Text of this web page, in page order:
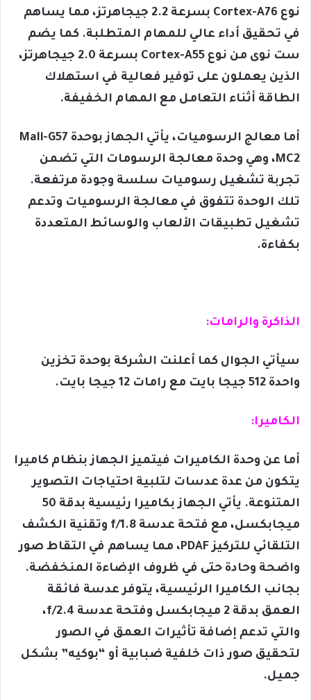
نوع Cortex-A76 بسرعة 2.2 جيجاهرتز، مما يساهم
في تحقيق أداء عالي للمهام المتطلبة. كما يضم
ست نوى من نوع Cortex-A55 بسرعة 2.0 جيجاهرتز،
الذين يعملون على توفير فعالية في استهلاك
الطاقة أثناء التعامل مع المهام الخفيفة.
أما معالج الرسوميات، يأتي الجهاز بوحدة Mali-G57
MC2، وهي وحدة معالجة الرسومات التي تضمن
تجربة تشغيل رسوميات سلسة وجودة مرتفعة.
تلك الوحدة تتفوق في معالجة الرسوميات وتدعم
تشغيل تطبيقات الألعاب والوسائط المتعددة
بكفاءة.
الذاكرة والرامات:
سيأتي الجوال كما أعلنت الشركة بوحدة تخزين
واحدة 512 جيجا بايت مع رامات 12 جيجا بايت.
الكاميرا:
أما عن وحدة الكاميرات فيتميز الجهاز بنظام كاميرا
يتكون من عدة عدسات لتلبية احتياجات التصوير
المتنوعة. يأتي الجهاز بكاميرا رئيسية بدقة 50
ميجابكسل، مع فتحة عدسة f/1.8 وتقنية الكشف
التلقائي للتركيز PDAF، مما يساهم في التقاط صور
واضحة وحادة حتى في ظروف الإضاءة المنخفضة.
بجانب الكاميرا الرئيسية، يتوفر عدسة فائقة
العمق بدقة 2 ميجابكسل وفتحة عدسة f/2.4،
والتي تدعم إضافة تأثيرات العمق في الصور
لتحقيق صور ذات خلفية ضبابية أو “بوكيه” بشكل
جميل.